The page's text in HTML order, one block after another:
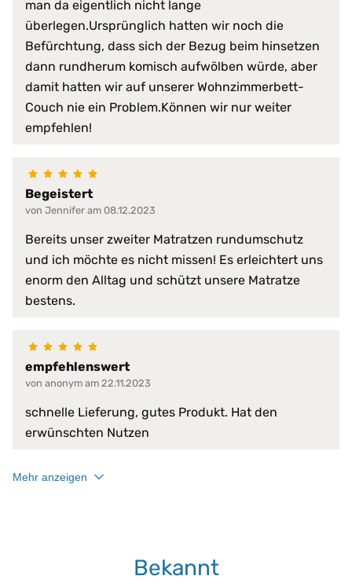
hochgradig strapazierfähig
perfekte Passform
pflegeleicht
schimmelfest
schmutzabweisend
Serie: PROCAVE HygieneLine
Verschlussart:
Normalwaschgang
man da eigentlich nicht lange
überlegen.Ursprünglich hatten wir noch die
Befürchtung, dass sich der Bezug beim hinsetzen
dann rundherum komisch aufwölben würde, aber
damit hatten wir auf unserer Wohnzimmerbett-
Couch nie ein Problem.Können wir nur weiter
empfehlen!
Begeistert
von Jennifer am 08.12.2023
Bereits unser zweiter Matratzen rundumschutz
und ich möchte es nicht missen! Es erleichtert uns
enorm den Alltag und schützt unsere Matratze
bestens.
empfehlenswert
von anonym am 22.11.2023
schnelle Lieferung, gutes Produkt. Hat den
erwünschten Nutzen
Mehr anzeigen
Bekannt